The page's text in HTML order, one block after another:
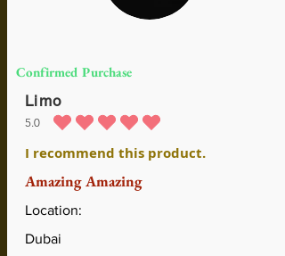
Confirmed Purchase
Limo
5.0
durchschnittliches Rating ist 5 von 5
I recommend this product.
Amazing Amazing
Location:
Dubai